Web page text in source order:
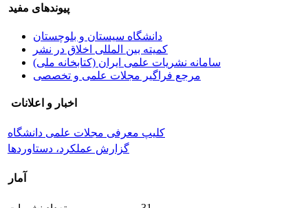
پیوندهای مفید
دانشگاه سیستان و بلوچستان
کمیته بین المللی اخلاق در نشر
سامانه نشریات علمی ایران (کتابخانه ملی)
مرجع فراگیر مجلات علمی و تخصصی
اخبار و اعلانات
کلیپ معرفی مجلات علمی دانشگاه
گزارش عملکرد، دستاوردها
آمار